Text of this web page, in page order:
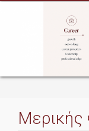
Μερικής